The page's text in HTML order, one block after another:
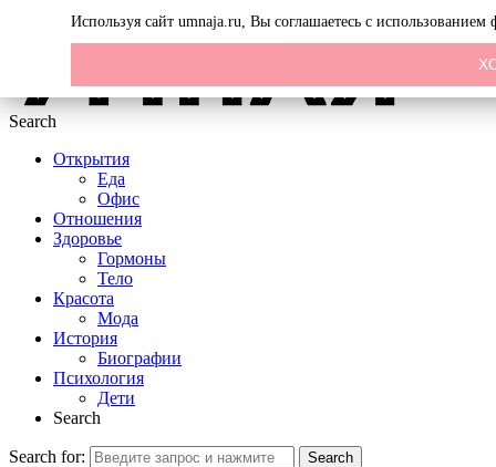
Search
Открытия
Еда
Офис
Отношения
Здоровье
Гормоны
Тело
Красота
Мода
История
Биографии
Психология
Дети
Search
Search for: Search
Используя сайт umnaja.ru, Вы соглашаетесь с использованием